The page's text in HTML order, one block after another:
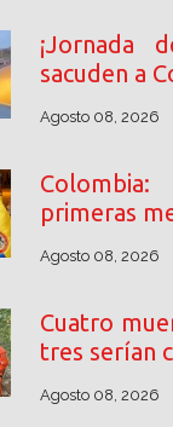
¡Jornada
sacuden a
Agosto 08, 2026
primeras
Agosto 08, 2026
Cuatro
tres serían
Agosto 08, 2026